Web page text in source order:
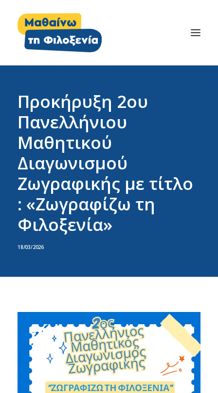
Προκήρυξη 2ου
Πανελλήνιου
Μαθητικού
Διαγωνισμού
Ζωγραφικής με τίτλο
: «Ζωγραφίζω τη
Φιλοξενία»
18/03/2026